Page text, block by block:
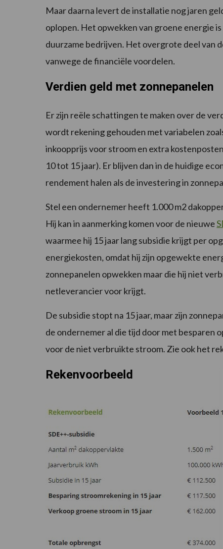
Maar daarna levert de installatie nog jaren
oplopen. Het opwekken van groene energie
duurzame bedrijven. Het overgrote deel van
vanwege de financiële voordelen.
Verdien geld met zonnepanelen
Er zijn reële schattingen te maken over de
wordt rekening gehouden met variabelen
inkoopprijs voor stroom en extra
10 tot 15 jaar). Er blijven dan in de huidige
rendement halen als de investering in
Stel een ondernemer heeft 1.000 m2
Hij kan in aanmerking komen voor de nieuwe
waarmee hij 15 jaar lang subsidie krijgt per
energiekosten, omdat hij zijn opgewekte
zonnepanelen opwekken maar die hij niet
netleverancier voor krijgt.
De subsidie stopt na 15 jaar, maar zijn
de ondernemer al die tijd door met besparen
voor de niet verbruikte stroom. Zie ook het
Rekenvoorbeeld